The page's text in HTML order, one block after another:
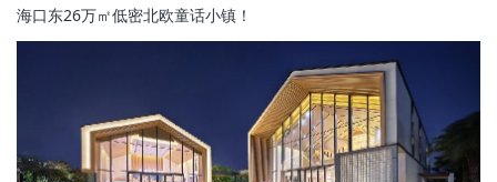
海口东26万㎡低密北欧童话小镇！